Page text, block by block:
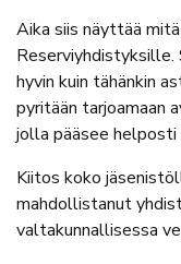
Aika siis näyttää
hyvin kuin tähänkin
pyritään tarjoamaan
jolla pääsee helposti
Kiitos koko
mahdollistanut
valtakunnallisessa